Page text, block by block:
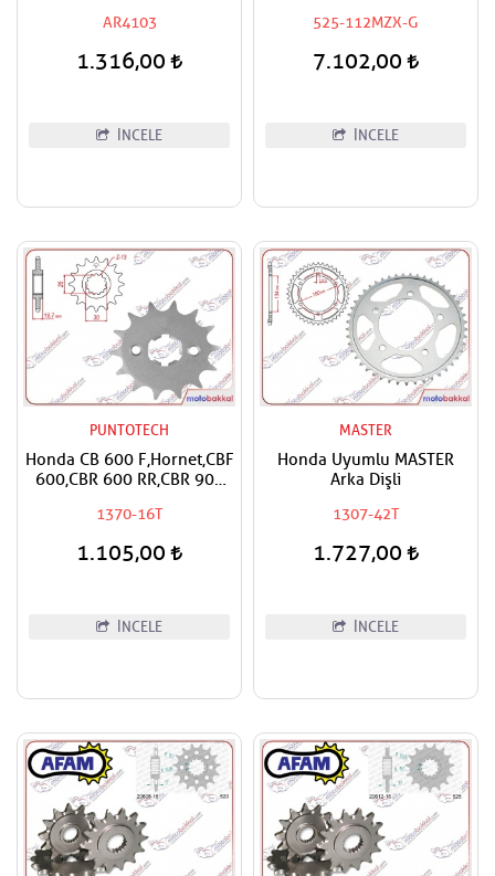
Amortisör Yağ Keçesi
41x54x11
AR4103
1.316,00
İNCELE
525-112MZX-G
7.102,00
İNCELE
PUNTOTECH
Honda CB 600 F,Hornet,CBF
600,CBR 600 RR,CBR 900
RR,Fireblade,CRF 1000
Varadero,CMX 1100
1370-16T
1.105,00
İNCELE
MASTER
Honda Uyumlu MASTER
Arka Dişli
1307-42T
1.727,00
İNCELE